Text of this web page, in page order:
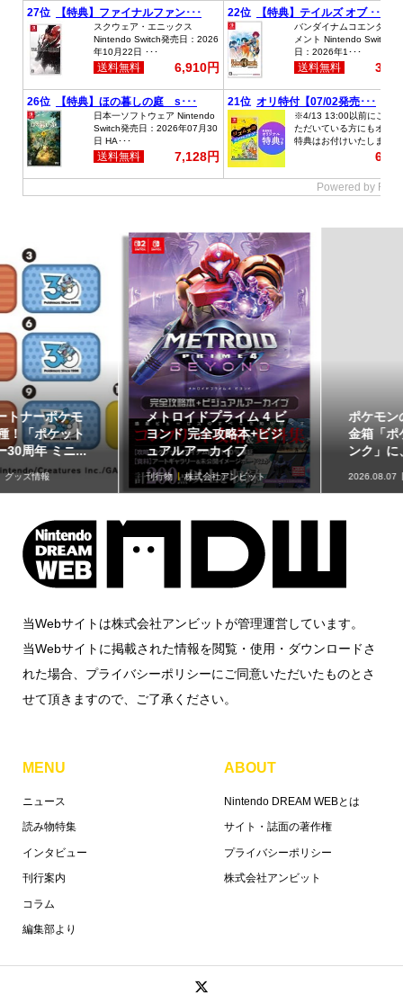
メトロイドプライム 4 ビ
ヨンド 完全攻略本+ビジ
ュアルアーカイブ
刊行物 株式会社アンビット
ポケモンの姿のソフビ貯
金箱「ポケモンコインバ
ンク」に、ゲンガーな...
2026.08.07 グッズ情報
当Webサイトは株式会社アンビットが管理運営しています。
当Webサイトに掲載された情報を閲覧・使用・ダウンロードさ
れた場合、プライバシーポリシーにご同意いただいたものとさ
せて頂きますので、ご了承ください。
MENU
ニュース
読み物特集
インタビュー
刊行案内
コラム
編集部より
ABOUT
Nintendo DREAM WEBとは
サイト・誌面の著作権
プライバシーポリシー
株式会社アンビット